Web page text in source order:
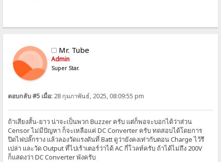
Mr. Tube
Admin
Super Star.
ตอบกลับ #5 เมื่อ: 28 กุมภาพันธ์, 2025, 08:09:55 pm
ถ้าเสียงสั้น-ยาว น่าจะเป็นพวก Buzzer ครับ แต่ก็พอจะบอกได้ว่าส่วน
Censor ไม่มีปัญหา ก็จะเหลือแค่ DC Converter ครับ ทดสอบได้โดยการ
ปิดไฟปลั๊กราง แล้วลองวัดแรงดันที่ Batt ดูว่ายังคงเท่ากับตอน Charge ไว้รึ
เปล่า และวัด Output ที่ไปเร้าเตอร์ว่าได้ AC กี่โวลท์ครับ ถ้าได้ไม่ถึง 200V
ก็แสดงว่า DC Converter พังครับ